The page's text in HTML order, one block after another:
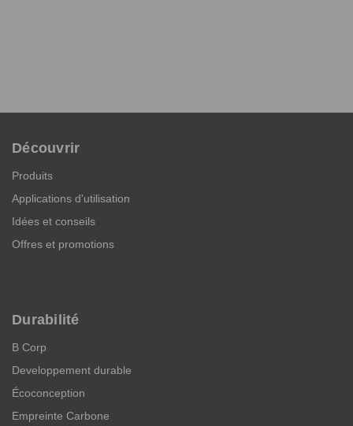
Découvrir
Produits
Applications d'utilisation
Idées et conseils
Offres et promotions
Durabilité
B Corp
Developpement durable
Écoconception
Empreinte Carbone